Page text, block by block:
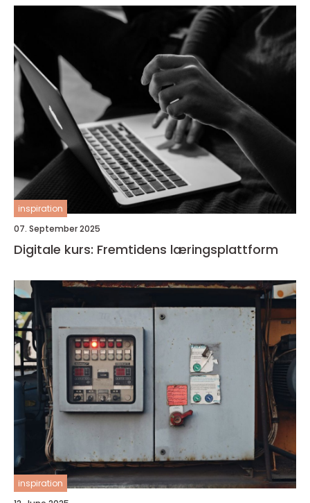
inspiration
07. September 2025
Digitale kurs: Fremtidens læringsplattform
inspiration